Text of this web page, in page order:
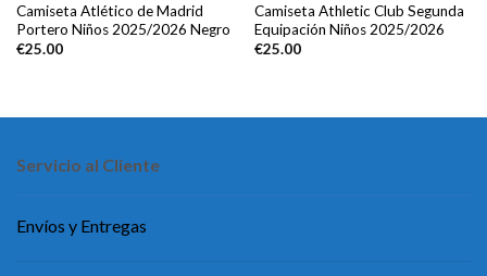
Camiseta Atlético de Madrid
Portero Niños 2025/2026 Negro
€25.00
Camiseta Athletic Club Segunda
Equipación Niños 2025/2026
€25.00
Servicio al Cliente
Envíos y Entregas